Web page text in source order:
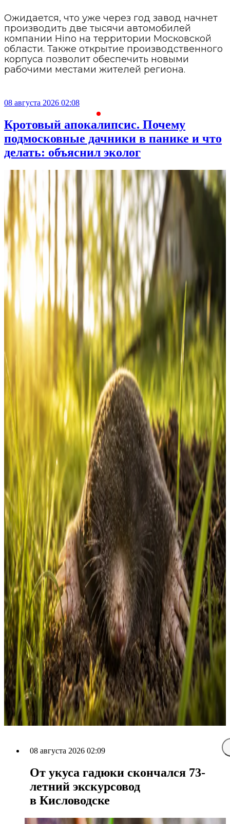
Ожидается, что уже через год завод начнет
производить две тысячи автомобилей
компании Hino на территории Московской
области. Также открытие производственного
корпуса позволит обеспечить новыми
рабочими местами жителей региона.
08 августа 2026 02:08
Кротовый апокалипсис. Почему
подмосковные дачники в панике и что
делать: объяснил эколог
08 августа 2026 02:09
От укуса гадюки скончался 73-
летний экскурсовод
в Кисловодске